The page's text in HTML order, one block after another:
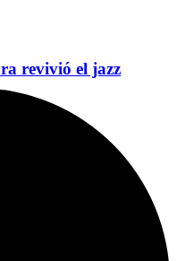
revivió el jazz